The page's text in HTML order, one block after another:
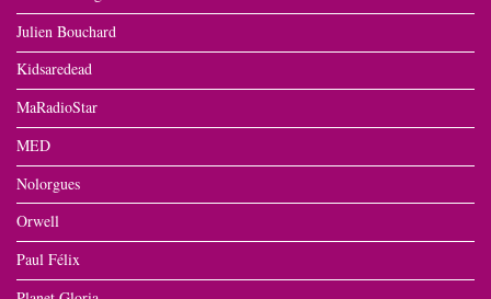
Julien Bouchard
Kidsaredead
MaRadioStar
MED
Nolorgues
Orwell
Paul Félix